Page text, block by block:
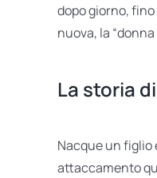
dopo giorno,
nuova, la
La storia
Nacque un figlio
attaccamento